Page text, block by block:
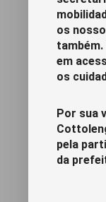
os
em
os
Por sua
pela
da